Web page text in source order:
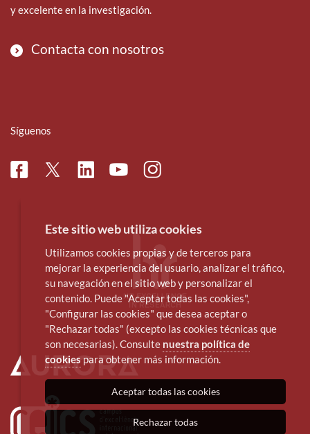
y excelente en la investigación.
Contacta con nosotros
Síguenos
FacebookTwitterLinkedinYoutubeInstagram
Este sitio web utiliza cookies
Utilizamos cookies propias y de terceros para
mejorar la experiencia del usuario, analizar el tráfico,
su navegación en el sitio web y personalizar el
contenido. Puede "Aceptar todas las cookies",
"Configurar las cookies" que desea aceptar o
"Rechazar todas" (excepto las cookies técnicas que
son necesarias). Consulte nuestra política de
cookies para obtener más información.
Aceptar todas las cookies
Rechazar todas